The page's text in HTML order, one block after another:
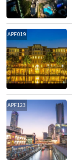
APF019
APF123